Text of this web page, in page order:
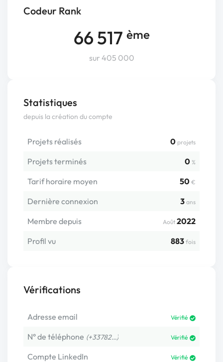
Codeur Rank
66 517 ème
sur 405 000
Statistiques
depuis la création du compte
Projets réalisés 0 projets
Projets terminés 0 %
Tarif horaire moyen 50 €
Dernière connexion 3 ans
Membre depuis Août 2022
Profil vu
883 fois
Vérifications
Adresse email Vérifié
N° de téléphone (+33782…) Vérifié
Compte LinkedIn Vérifié